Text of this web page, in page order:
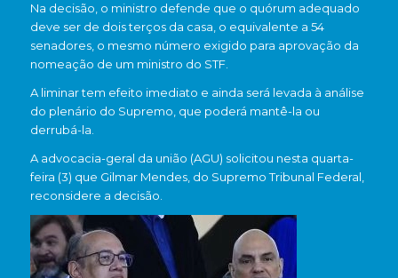
Na decisão, o ministro defende que o quórum adequado
deve ser de dois terços da casa, o equivalente a 54
senadores, o mesmo número exigido para aprovação da
nomeação de um ministro do STF.
A liminar tem efeito imediato e ainda será levada à análise
do plenário do Supremo, que poderá mantê-la ou
derrubá-la.
A advocacia-geral da união (AGU) solicitou nesta quarta-
feira (3) que Gilmar Mendes, do Supremo Tribunal Federal,
reconsidere a decisão.